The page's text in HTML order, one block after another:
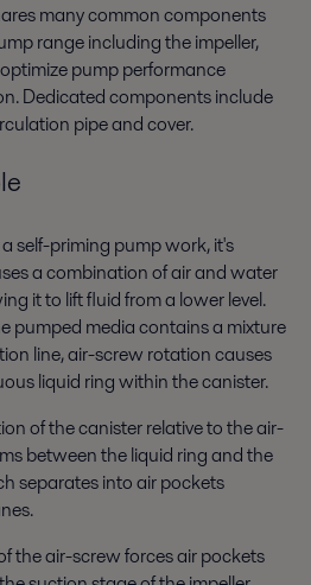
many common components
range including the impeller,
pump performance
Dedicated components include
pipe and cover.
self-priming pump work, it's
a combination of air and water
it to lift fluid from a lower level.
pumped media contains a mixture
line, air-screw rotation causes
liquid ring within the canister.
of the canister relative to the air-
between the liquid ring and the
separates into air pockets
the air-screw forces air pockets